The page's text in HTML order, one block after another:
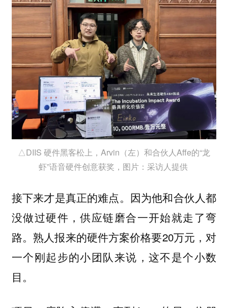
△DIIS 硬件黑客松上，Arvin（左）和合伙人Affe的“龙
虾”语音硬件创意获奖，图片：采访人提供
接下来才是真正的难点。因为他和合伙人都
没做过硬件，供应链磨合一开始就走了弯
路。熟人报来的硬件方案价格要20万元，对
一个刚起步的小团队来说，这不是个小数
目。